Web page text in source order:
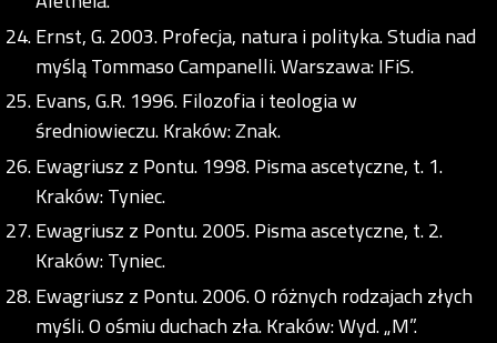
Ernst, G. 2003. Profecja, natura i polityka. Studia nad
myślą Tommaso Campanelli. Warszawa: IFiS.
Evans, G.R. 1996. Filozofia i teologia w
średniowieczu. Kraków: Znak.
Ewagriusz z Pontu. 1998. Pisma ascetyczne, t. 1.
Kraków: Tyniec.
Ewagriusz z Pontu. 2005. Pisma ascetyczne, t. 2.
Kraków: Tyniec.
Ewagriusz z Pontu. 2006. O różnych rodzajach złych
myśli. O ośmiu duchach zła. Kraków: Wyd. „M”.